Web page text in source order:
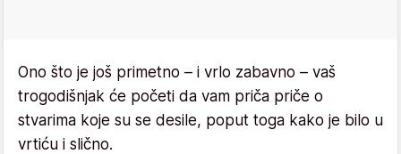
Ono što je još primetno – i vrlo zabavno – vaš
trogodišnjak će početi da vam priča priče o
stvarima koje su se desile, poput toga kako je bilo u
vrtiću i slično.